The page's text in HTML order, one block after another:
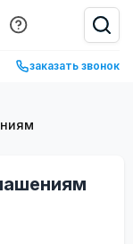
заказать звонок